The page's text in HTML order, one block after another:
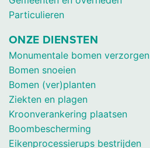
Particulieren
ONZE DIENSTEN
Monumentale bomen verzorgen
Bomen snoeien
Bomen (ver)planten
Ziekten en plagen
Kroonverankering plaatsen
Boombescherming
Eikenprocessierups bestrijden